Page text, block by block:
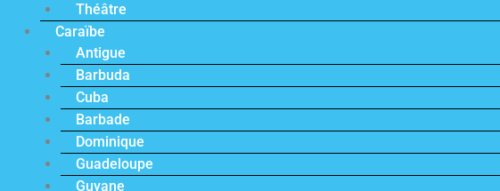
Théâtre
Caraïbe
Antigue
Barbuda
Cuba
Barbade
Dominique
Guadeloupe
Guyane